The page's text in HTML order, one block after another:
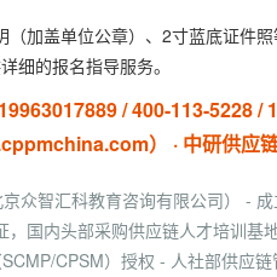
加盖单位公章）、2寸蓝底证件
细的报名指导服务。
/ 400-113-5228 /
） · 中研供应
众智汇科教育咨询有限公司） -
国内头部采购供应链人才培训基
CPSM）授权 - 人社部供应